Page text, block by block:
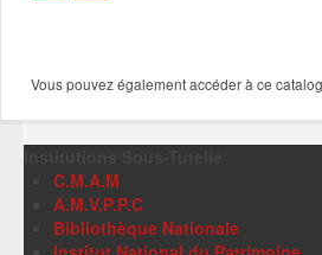
Vous pouvez également accéder à ce
C.M.A.M
A.M.V.P.P.C
Bibliothèque Nationale